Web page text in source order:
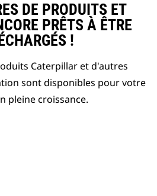
DE PRODUITS ET
PRÊTS À ÊTRE
!
Caterpillar et d'autres
sont disponibles pour votre
pleine croissance.